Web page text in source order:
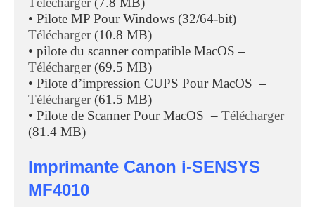
• Pilote MP Pour Windows (32/64-bit) –
Télécharger(10.8 MB)
• pilote du scanner compatible MacOS –
Télécharger(69.5 MB)
• Pilote d’impression CUPS Pour MacOS –
Télécharger(61.5 MB)
• Pilote de Scanner Pour MacOS – Télécharger
(81.4 MB)
Imprimante Canon i-SENSYS
MF4010